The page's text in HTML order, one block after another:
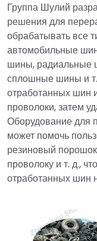
Группа Шулий
решения для
обрабатывать все
автомобильные
шины, радиальные
сплошные шины и т.
отработанных шин
проволоки, затем
Оборудование для
может помочь
резиновый
проволоку и т. д.,
отработанных шин